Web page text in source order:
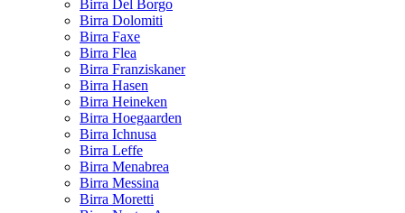
Birra Del Borgo
Birra Dolomiti
Birra Faxe
Birra Flea
Birra Franziskaner
Birra Hasen
Birra Heineken
Birra Hoegaarden
Birra Ichnusa
Birra Leffe
Birra Menabrea
Birra Messina
Birra Moretti